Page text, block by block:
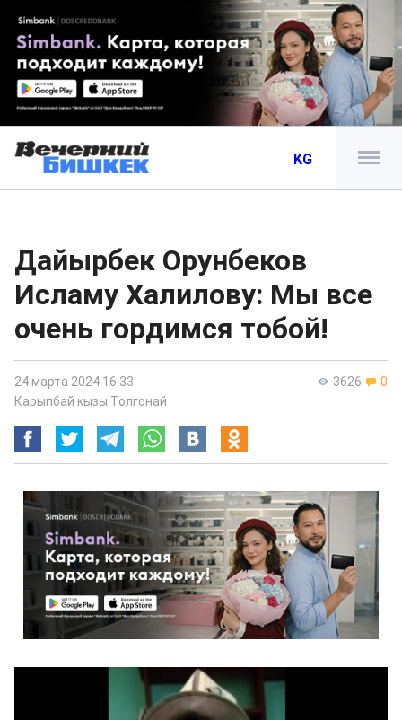
KG
Дайырбек Орунбеков
Исламу Халилову: Мы все
очень гордимся тобой!
3626 0
24 марта 2024 16:33
Карыпбай кызы Толгонай